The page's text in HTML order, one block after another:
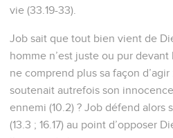
vie (33.19-33).
Job sait que tout bien vient de
homme n’est juste ou pur devant
ne comprend plus sa façon
soutenait autrefois son
ennemi (10.2) ? Job défend alors
(13.3 ; 16.17) au point d’opposer